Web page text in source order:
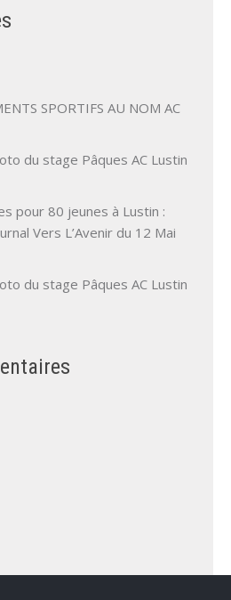
SPORTIFS AU NOM AC
du stage Pâques AC Lustin
pour 80 jeunes à Lustin :
Vers L’Avenir du 12 Mai
du stage Pâques AC Lustin